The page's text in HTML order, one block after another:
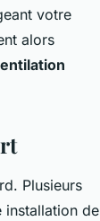
votre
alors
Plusieurs
installation de